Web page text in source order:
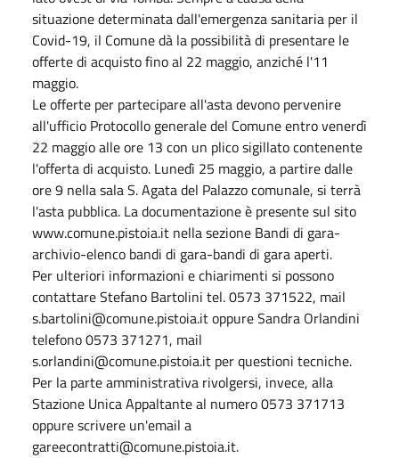
situazione determinata dall'emergenza sanitaria per il
Covid-19, il Comune dà la possibilità di presentare le
offerte di acquisto fino al 22 maggio, anziché l'11
maggio.
Le offerte per partecipare all'asta devono pervenire
all'ufficio Protocollo generale del Comune entro venerdì
22 maggio alle ore 13 con un plico sigillato contenente
l'offerta di acquisto. Lunedì 25 maggio, a partire dalle
ore 9 nella sala S. Agata del Palazzo comunale, si terrà
l'asta pubblica. La documentazione è presente sul sito
www.comune.pistoia.it nella sezione Bandi di gara-
archivio-elenco bandi di gara-bandi di gara aperti.
Per ulteriori informazioni e chiarimenti si possono
contattare Stefano Bartolini tel. 0573 371522, mail
s.bartolini@comune.pistoia.it oppure Sandra Orlandini
telefono 0573 371271, mail
s.orlandini@comune.pistoia.it per questioni tecniche.
Per la parte amministrativa rivolgersi, invece, alla
Stazione Unica Appaltante al numero 0573 371713
oppure scrivere un'email a
gareecontratti@comune.pistoia.it.